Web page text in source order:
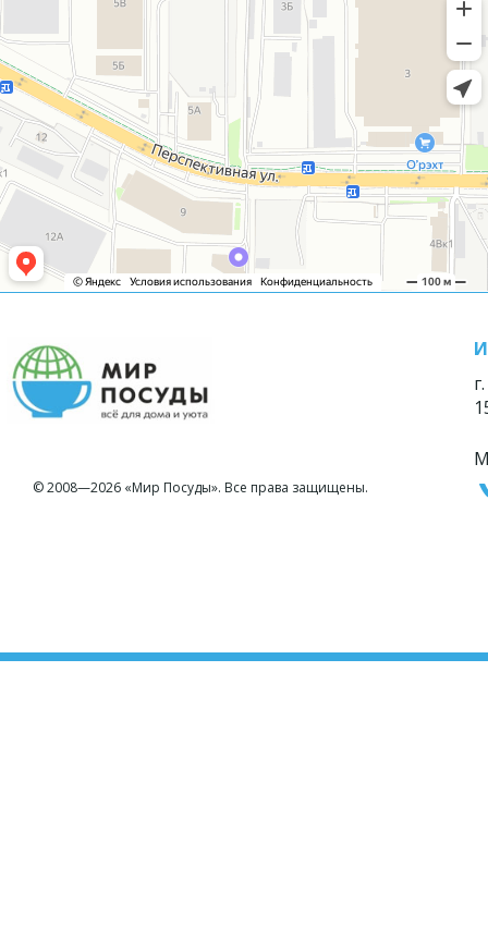
© 2008—2026 «Мир Посуды». Все права защищены.